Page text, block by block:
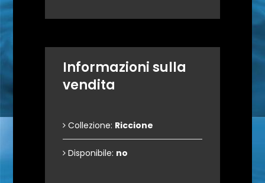
Informazioni sulla
vendita
Collezione: Riccione
Disponibile: no